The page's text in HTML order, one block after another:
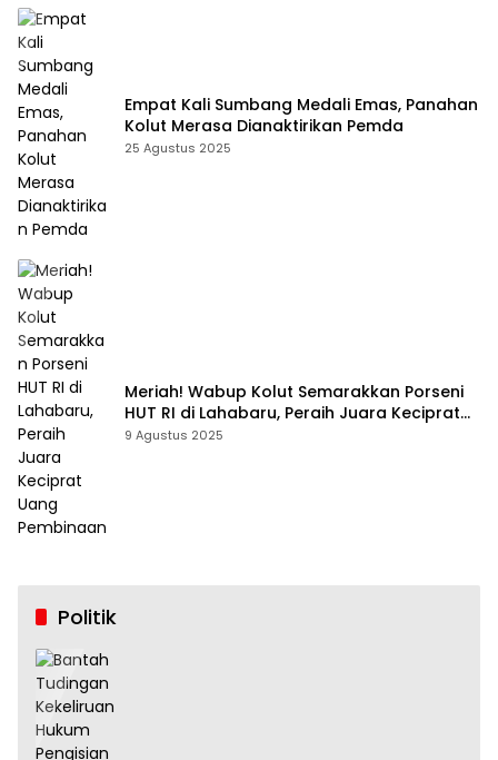
Empat Kali Sumbang Medali Emas, Panahan
Kolut Merasa Dianaktirikan Pemda
25 Agustus 2025
Meriah! Wabup Kolut Semarakkan Porseni
HUT RI di Lahabaru, Peraih Juara Keciprat
Uang Pembinaan
9 Agustus 2025
Politik